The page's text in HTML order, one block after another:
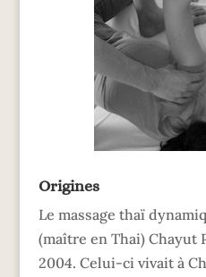
Origines
Le massage thaï
(maître en Thai) Chayut
2004. Celui-ci vivait à